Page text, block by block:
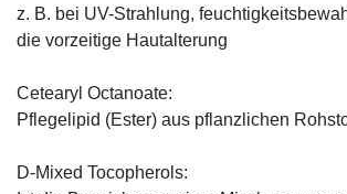
z. B. bei UV-Strahlung,
die vorzeitige Hautalterung
Cetearyl Octanoate:
Pflegelipid (Ester) aus pflanzlichen
D-Mixed Tocopherols: